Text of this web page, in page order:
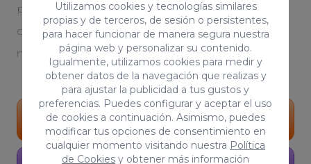
Utilizamos cookies y tecnologías similares
propias y de terceros, de sesión o persistentes,
para hacer funcionar de manera segura nuestra
página web y personalizar su contenido.
Igualmente, utilizamos cookies para medir y
obtener datos de la navegación que realizas y
para ajustar la publicidad a tus gustos y
preferencias. Puedes configurar y aceptar el uso
de cookies a continuación. Asimismo, puedes
modificar tus opciones de consentimiento en
cualquier momento visitando nuestra Política
de Cookies y obtener más información
personalizada. Serás testigo del crecimiento
orgánico de tu proyecto. Tú, eres parte de
nuestro equipo
Portfolio